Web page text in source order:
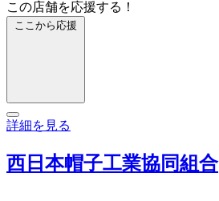
この店舗を応援する！
ここから応援
詳細を見る
西日本帽子工業協同組合